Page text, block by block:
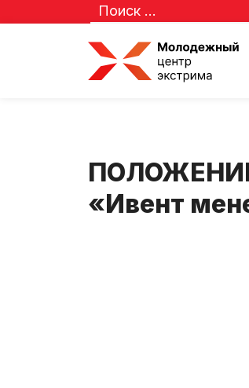
ПОЛОЖЕНИЕ
«Ивент